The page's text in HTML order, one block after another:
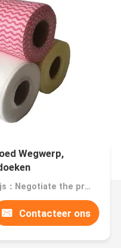
Wegwerp,
Prijs：Negotiate the price in detail according to the product
Contacteer ons